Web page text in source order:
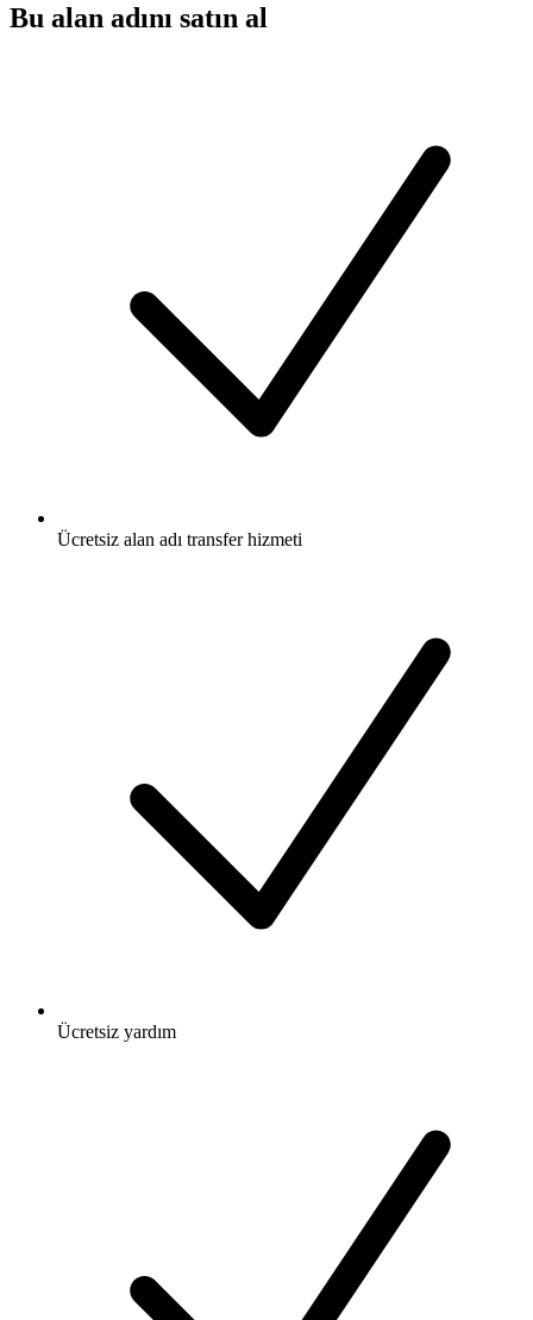
Bu alan adını satın al
Ücretsiz alan adı transfer hizmeti
Ücretsiz yardım